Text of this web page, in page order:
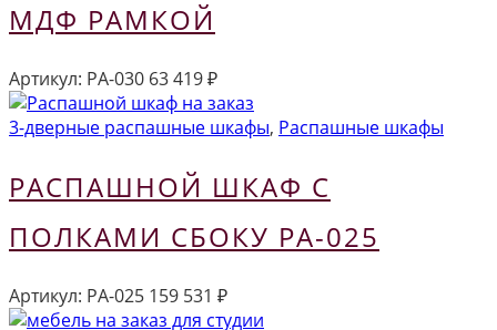
МДФ РАМКОЙ
Артикул: РА-030 63 419₽
3-дверные распашные шкафы, Распашные шкафы
РАСПАШНОЙ ШКАФ С
ПОЛКАМИ СБОКУ РА-025
Артикул: РА-025 159 531 ₽